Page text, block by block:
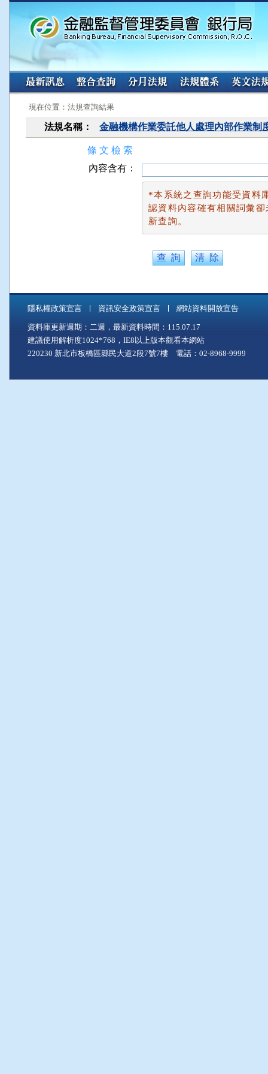
:::
現在位置：法規查詢結果
法規名稱： 金融機構作業委託他人處理內部作業制
條 文 檢 索
內容含有：
*本系統之查詢功能受資料
認資料內容確有相關詞彙
新查詢。
隱私權政策宣言 資訊安全政策宣言 網站資料開放宣告
資料庫更新週期：二週，最新資料時間：115.07.17
建議使用解析度1024*768，IE8以上版本觀看本網站
220230 新北市板橋區縣民大道2段7號7樓 電話：02-8968-9999